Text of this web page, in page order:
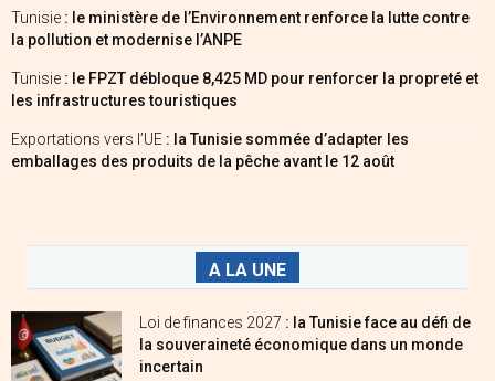
Tunisie : le ministère de l’Environnement renforce la lutte contre
la pollution et modernise l’ANPE
Tunisie : le FPZT débloque 8,425 MD pour renforcer la propreté et
les infrastructures touristiques
Exportations vers l’UE : la Tunisie sommée d’adapter les
emballages des produits de la pêche avant le 12 août
A LA UNE
Loi de finances 2027 : la Tunisie face au défi de
la souveraineté économique dans un monde
incertain